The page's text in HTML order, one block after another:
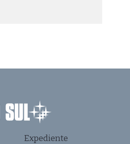
Expediente